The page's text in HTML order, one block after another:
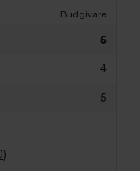
Budgivare
5
4
5
)